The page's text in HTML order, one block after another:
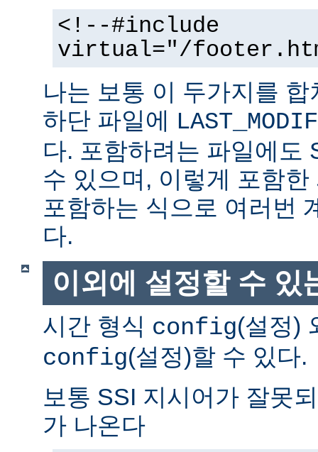
<!--#include
virtual="/
나는 보통 이 두가지를
하단 파일에
다. 포함하려는 파일에도
수 있으며, 이렇게 포함
포함하는 식으로 여러번
다.
이외에 설정할 수 있
시간 형식 config(설정)
config(설정)할 수 있다.
보통 SSI 지시어가 잘못
가 나온다